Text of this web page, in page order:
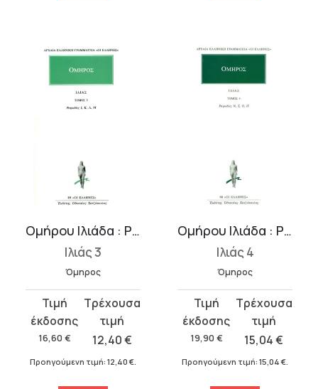
Ομήρου Ιλιάδα : Ραψωδίες Ι-Μ
Ιλιάς 3
Όμηρος
16,60 €
Original
price
was:
16,60 €.
12,40€
τρέχουσα
τιμή
είναι:
Προηγούμενη τιμή: 12,40 €.
Ομήρου Ιλιάδα : Ραψωδίες Ν-Π
Ιλιάς 4
Όμηρος
19,90 €
Original
price
was:
19,90 €.
15,04€
τρέχουσα
τιμή
είναι:
Προηγούμενη τιμή: 15,04 €.